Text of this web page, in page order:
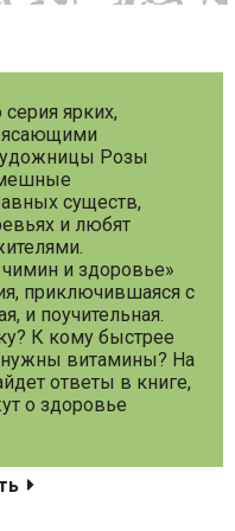
ярких,
Розы
существ,
и любят
и здоровье»
приключившаяся с
и поучительная.
К кому быстрее
нужны витамины? На
ответы в книге,
о здоровье